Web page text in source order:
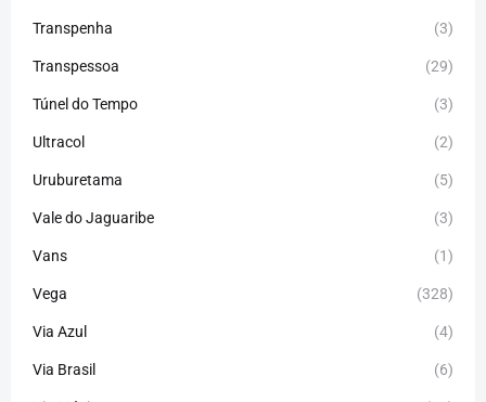
Transpenha (3)
Transpessoa (29)
Túnel do Tempo (3)
Ultracol (2)
Uruburetama (5)
Vale do Jaguaribe (3)
Vans (1)
Vega (328)
Via Azul (4)
Via Brasil (6)